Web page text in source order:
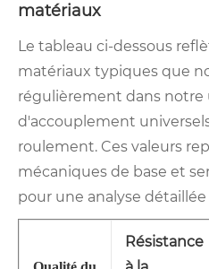
matériaux
Le tableau ci-dessous
matériaux typiques que
régulièrement dans notre
d'accouplement
roulement. Ces valeurs
mécaniques de base et
pour une analyse
Résistance